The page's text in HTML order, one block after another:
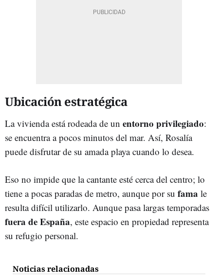
Ubicación estratégica
La vivienda está rodeada de un entorno privilegiado:
se encuentra a pocos minutos del mar. Así, Rosalía
puede disfrutar de su amada playa cuando lo desea.
Eso no impide que la cantante esté cerca del centro; lo
tiene a pocas paradas de metro, aunque por su fama le
resulta difícil utilizarlo. Aunque pasa largas temporadas
fuera de España, este espacio en propiedad representa
su refugio personal.
Noticias relacionadas